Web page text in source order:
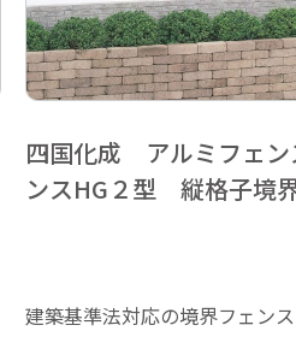
四国化成 アルミフェ
ンスHG２型 縦格子境
建築基準法対応の境界フェン